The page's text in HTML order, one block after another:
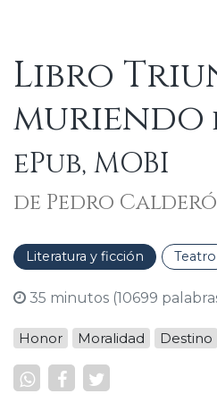
Libro
muriendo
ePub, MOBI
de Pedro
Literatura y ficción Teatro
35 minutos (10699
Honor Moralidad Destino